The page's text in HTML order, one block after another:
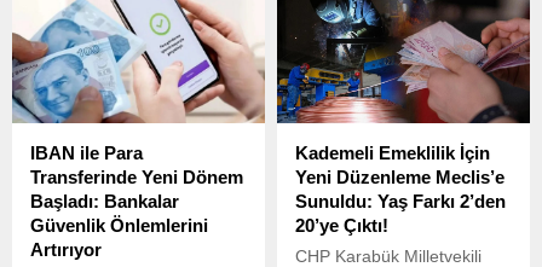
ve Maliye Bakanı Mehmet
Şimşek'e Bakanlığınız taşra
teşkilatlarını
(Defterdarlıklar) Gelir
İdaresi Başkanlığına
nedenleri nedir? Teşkilat
yapınızda yapılan bu
değişikliğin tüm bakanlık
çalışanlarınız için görevde
yükselme, atanma şartları
IBAN ile Para
Transferinde Yeni Dönem
Başladı: Bankalar
Güvenlik Önlemlerini
Artırıyor
Kademeli Emeklilik İçin
Yeni Düzenleme Meclis’e
Sunuldu: Yaş Farkı 2’den
20’ye Çıktı!
CHP Karabük Milletvekili